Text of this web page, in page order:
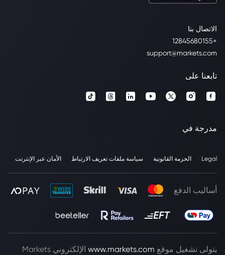
الاتصال بنا
+12845680155
support@markets.com
تابعنا على
مدرجة في
Legal الحزمة القانونية سياسة ملفات تعريف الارتباط الأمان عبر الإنترنت
أساليب الدفع
يتولى تشغيل موقع www.markets.com
الإلكتروني Markets